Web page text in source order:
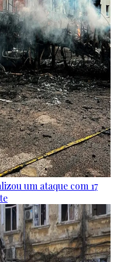
um ataque com 17